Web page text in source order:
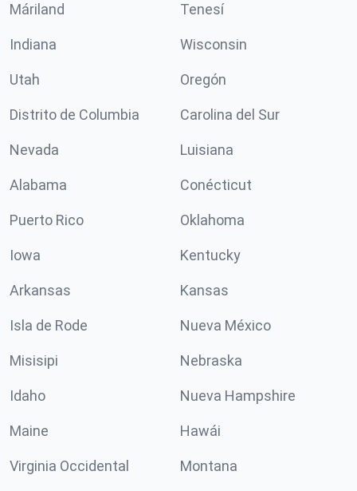
Máriland Tenesí
Indiana Wisconsin
Utah Oregón
Distrito de Columbia Carolina del Sur
Nevada Luisiana
Alabama Conécticut
Puerto Rico Oklahoma
Iowa Kentucky
Arkansas Kansas
Isla de Rode Nueva México
Misisipi Nebraska
Idaho Nueva Hampshire
Maine Hawái
Virginia Occidental Montana